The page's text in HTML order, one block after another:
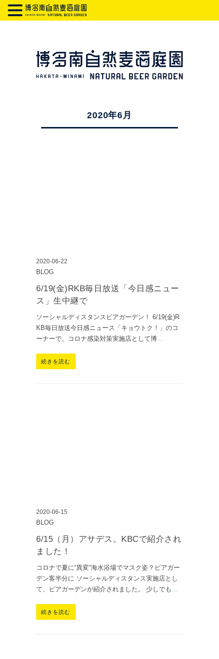
2020年6月
2020-06-22
BLOG
6/19(金)RKB毎日放送「今日感ニュー
ス」生中継で
ソーシャルディスタンスビアガーデン！ 6/19(金)R
KB毎日放送今日感ニュース「キョウトク！」のコ
ーナーで、コロナ感染対策実施店として博...
続きを読む
2020-06-15
BLOG
6/15（月）アサデス。KBCで紹介され
ました！
コロナで夏に“異変”海水浴場でマスク姿？ビアガー
デン客半分に ソーシャルディスタンス実施店とし
て、ビアガーデンが紹介されました。 少しでも ...
続きを読む